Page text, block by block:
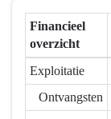
navigatie
Financieel
overzicht
Exploitatie
Ontvangsten